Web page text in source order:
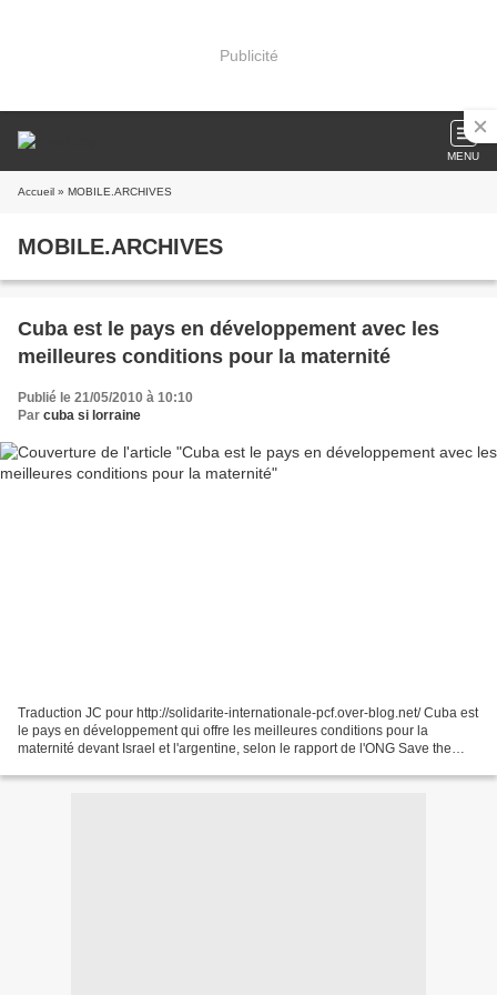
Publicité
MENU
Accueil » MOBILE.ARCHIVES
MOBILE.ARCHIVES
Cuba est le pays en développement avec les
meilleures conditions pour la maternité
Publié le 21/05/2010 à 10:10
Par cuba si lorraine
Traduction JC pour http://solidarite-internationale-pcf.over-blog.net/ Cuba est
le pays en développement qui offre les meilleures conditions pour la
maternité devant Israel et l'argentine, selon le rapport de l'ONG Save the